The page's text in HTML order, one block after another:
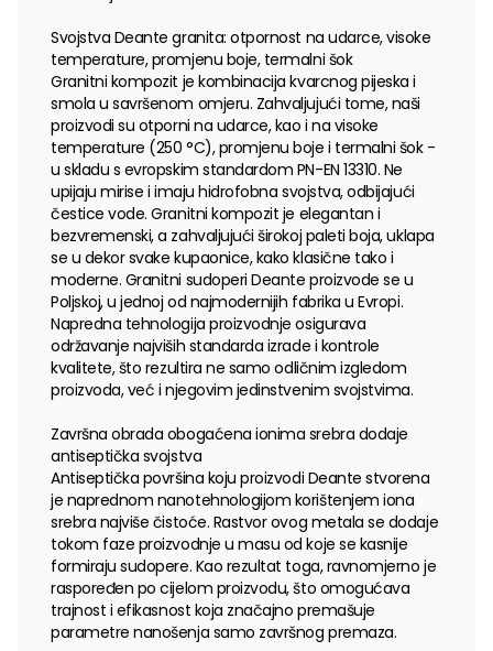
Svojstva Deante granita: otpornost na udarce, visoke
temperature, promjenu boje, termalni šok
Granitni kompozit je kombinacija kvarcnog pijeska i
smola u savršenom omjeru. Zahvaljujući tome, naši
proizvodi su otporni na udarce, kao i na visoke
temperature (250 °C), promjenu boje i termalni šok -
u skladu s evropskim standardom PN-EN 13310. Ne
upijaju mirise i imaju hidrofobna svojstva, odbijajući
čestice vode. Granitni kompozit je elegantan i
bezvremenski, a zahvaljujući širokoj paleti boja, uklapa
se u dekor svake kupaonice, kako klasične tako i
moderne. Granitni sudoperi Deante proizvode se u
Poljskoj, u jednoj od najmodernijih fabrika u Evropi.
Napredna tehnologija proizvodnje osigurava
održavanje najviših standarda izrade i kontrole
kvalitete, što rezultira ne samo odličnim izgledom
proizvoda, već i njegovim jedinstvenim svojstvima.
Završna obrada obogaćena ionima srebra dodaje
antiseptička svojstva
Antiseptička površina koju proizvodi Deante stvorena
je naprednom nanotehnologijom korištenjem iona
srebra najviše čistoće. Rastvor ovog metala se dodaje
tokom faze proizvodnje u masu od koje se kasnije
formiraju sudopere. Kao rezultat toga, ravnomjerno je
raspoređen po cijelom proizvodu, što omogućava
trajnost i efikasnost koja značajno premašuje
parametre nanošenja samo završnog premaza.